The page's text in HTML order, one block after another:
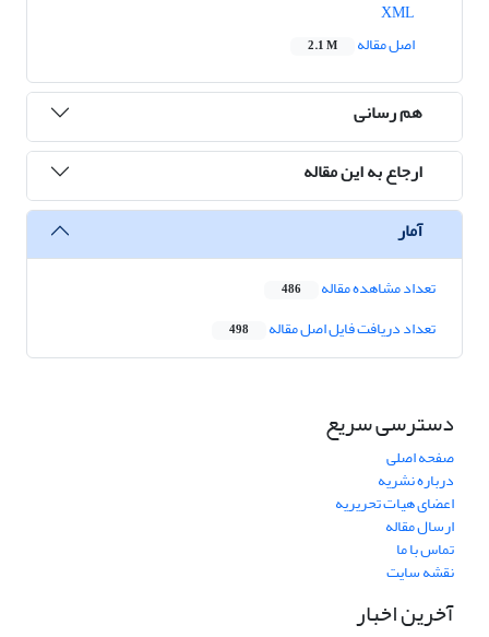
اصل مقاله
2.1 M
هم رسانی
ارجاع به این مقاله
آمار
تعداد مشاهده مقاله 486
تعداد دریافت فایل اصل مقاله 498
دسترسی سریع
صفحه اصلی
درباره نشریه
اعضای هیات تحریریه
ارسال مقاله
تماس با ما
نقشه سایت
آخرین اخبار